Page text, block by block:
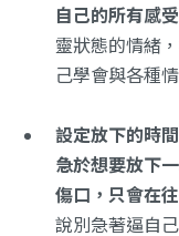
自己的所有感受
靈狀態的情緒
己學會與各種
設定放下的時間
急於想要放下
傷口，只會在
說別急著逼自